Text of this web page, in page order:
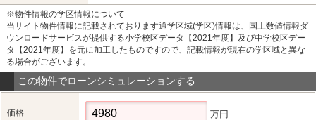
※物件情報の学区情報について
当サイト物件情報に記載されております通学区域(学区)情報は、国土数値情報ダ
ウンロードサービスが提供する小学校区データ【2021年度】及び中学校区デー
タ【2021年度】を元に加工したものですので、記載情報が現在の学区域と異な
る場合がございます。
この物件でローンシミュレーションする
価格 万円